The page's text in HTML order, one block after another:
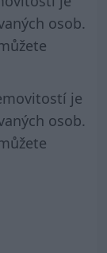
osob.
je
osob.